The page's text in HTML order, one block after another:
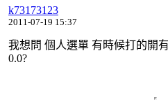
k73173123
2011-07-19 15:37
我想問 個人選單 有時候打的開
0.0?